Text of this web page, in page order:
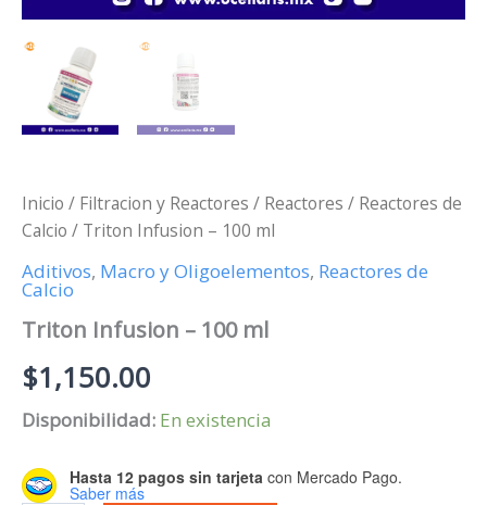
Inicio / Filtracion y Reactores / Reactores / Reactores de
Calcio / Triton Infusion – 100 ml
Aditivos, Macro y Oligoelementos, Reactores de
Calcio
Triton Infusion – 100 ml
$1,150.00
Disponibilidad: En existencia
Hasta 12 pagos sin tarjeta con Mercado Pago.
Saber más